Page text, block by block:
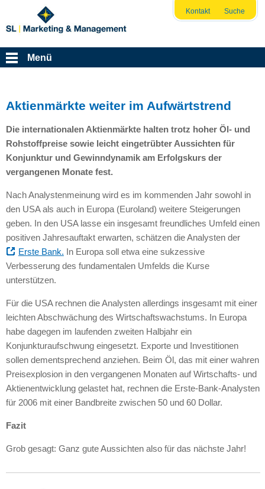
Kontakt Suche
Menü
Aktienmärkte weiter im Aufwärtstrend
Die internationalen Aktienmärkte halten trotz hoher Öl- und
Rohstoffpreise sowie leicht eingetrübter Aussichten für
Konjunktur und Gewinndynamik am Erfolgskurs der
vergangenen Monate fest.
Nach Analystenmeinung wird es im kommenden Jahr sowohl in
den USAals auch in Europa (Euroland) weitere Steigerungen
geben. In den USA lasse ein insgesamt freundliches Umfeld einen
positiven Jahresauftakt erwarten, schätzen die Analysten der
Erste Bank. In Europa soll etwa eine sukzessive
Verbesserung des fundamentalen Umfelds die Kurse
unterstützen.
Für die USA rechnen die Analysten allerdings insgesamt mit einer
leichten Abschwächung des Wirtschaftswachstums. In Europa
habe dagegen im laufenden zweiten Halbjahr ein
Konjunkturaufschwung eingesetzt. Exporte und Investitionen
sollen dementsprechend anziehen. Beim Öl, das mit einer wahren
Preisexplosion in den vergangenen Monaten auf Wirtschafts- und
Aktienentwicklung gelastet hat, rechnen die Erste-Bank-Analysten
für 2006 mit einer Bandbreite zwischen 50 und 60 Dollar.
Fazit
Grob gesagt: Ganz gute Aussichten also für das nächste Jahr!